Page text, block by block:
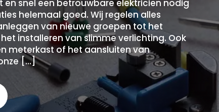
en snel een betrouwbare elektricien nodig
helemaal goed. Wij regelen alles
van nieuwe groepen tot het
installeren van slimme verlichting. Ook
meterkast of het aansluiten van
[…]